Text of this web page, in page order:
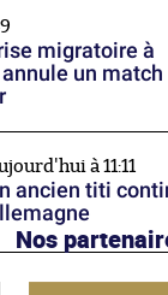
migratoire à
un match
à 11:11
ancien titi
Nos